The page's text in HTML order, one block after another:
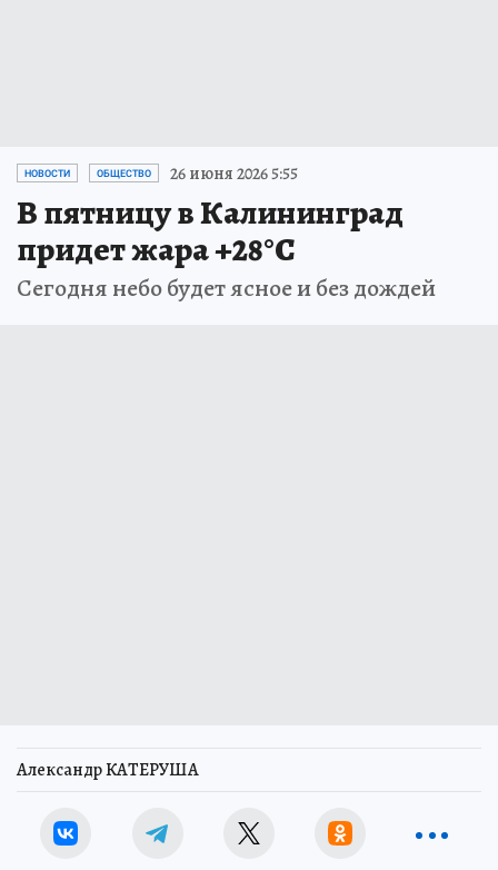
НОВОСТИ ОБЩЕСТВО 26 июня 2026 5:55
В пятницу в Калининград
придет жара +28°С
Сегодня небо будет ясное и без дождей
Александр КАТЕРУША